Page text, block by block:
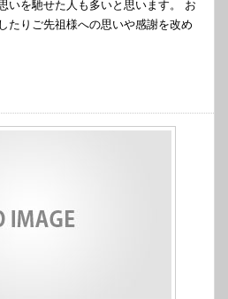
いを馳せた人も多いと思います。 お
たりご先祖様への思いや感謝を改め